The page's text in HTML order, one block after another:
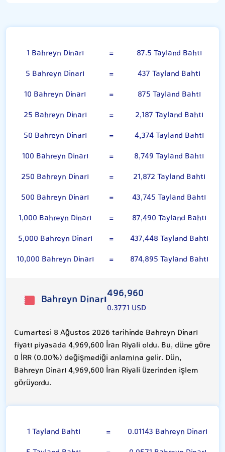
1 Bahreyn Dinarı =
87.5 Tayland Bahtı
5 Bahreyn Dinarı
=
437 Tayland Bahtı
10 Bahreyn Dinarı
=
875 Tayland Bahtı
25 Bahreyn Dinarı
=
2,187 Tayland Bahtı
50 Bahreyn Dinarı
=
4,374 Tayland Bahtı
100 Bahreyn Dinarı
=
8,749 Tayland Bahtı
250 Bahreyn Dinarı
=
21,872 Tayland Bahtı
500 Bahreyn Dinarı
=
43,745 Tayland Bahtı
1,000 Bahreyn Dinarı
=
87,490 Tayland Bahtı
5,000 Bahreyn Dinarı
=
437,448 Tayland Bahtı
10,000 Bahreyn Dinarı
= 874,895 Tayland Bahtı
Bahreyn Dinarı496,960
0.3771 USD
Cumartesi 8 Ağustos 2026 tarihinde Bahreyn Dinarı
fiyatı piyasada 4,969,600 İran Riyali oldu. Bu, düne göre
0 İRR (0.00%) değişmediği anlamına gelir. Dün,
Bahreyn Dinarı 4,969,600 İran Riyali üzerinden işlem
görüyordu.
1 Tayland Bahtı =
0.01143 Bahreyn Dinarı